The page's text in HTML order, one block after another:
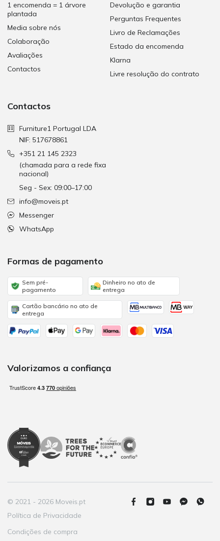
1 encomenda = 1 árvore
plantada
Media sobre nós
Colaboração
Avaliações
Contactos
Devolução e garantia
Perguntas Frequentes
Livro de Reclamações
Estado da encomenda
Klarna
Livre resolução do contrato
Contactos
Furniture1 Portugal LDA
NIF: 517678861
+351 21 145 2323
(chamada para a rede fixa
nacional)
Seg - Sex: 09:00–17:00
info@moveis.pt
Messenger
WhatsApp
Formas de pagamento
Sem pré-
pagamento
Dinheiro no ato de
entrega
Cartão bancário no ato de
entrega
Valorizamos a confiança
© 2021 - 2026 Moveis.pt
Política de Privacidade
Condições de compra